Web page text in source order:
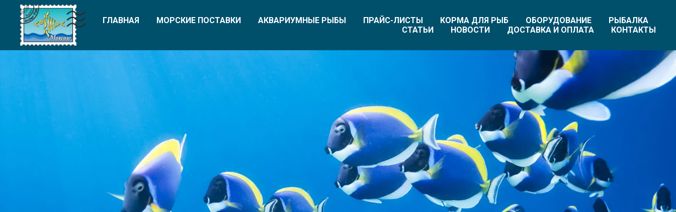
ГЛАВНАЯ МОРСКИЕ ПОСТАВКИ АКВАРИУМНЫЕ РЫБЫ ПРАЙС-ЛИСТЫ КОРМА ДЛЯ РЫБ ОБОРУДОВАНИЕ
РЫБАЛКА
СТАТЬИ
НОВОСТИ ДОСТАВКА И ОПЛАТА КОНТАКТЫ